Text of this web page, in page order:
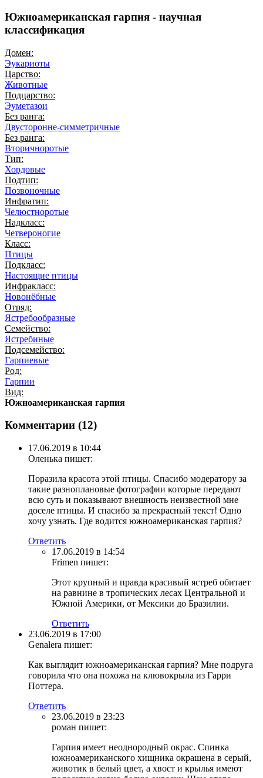
Южноамериканская гарпия - научная
классификация
Домен:
Эукариоты
Царство:
Животные
Подцарство:
Эуметазои
Без ранга:
Двусторонне-симметричные
Без ранга:
Вторичноротые
Тип:
Хордовые
Подтип:
Позвоночные
Инфратип:
Челюстноротые
Надкласс:
Четвероногие
Класс:
Птицы
Подкласс:
Настоящие птицы
Инфракласс:
Новонёбные
Отряд:
Ястребообразные
Семейство:
Ястребиные
Подсемейство:
Гарпиевые
Род:
Гарпии
Вид:
Южноамериканская гарпия
Комментарии (12)
17.06.2019 в 10:44
Оленька пишет:
Поразила красота этой птицы. Спасибо модератору за
такие разноплановые фотографии которые передают
всю суть и показывают внешность неизвестной мне
доселе птицы. И спасибо за прекрасный текст! Одно
хочу узнать. Где водится южноамериканская гарпия?
Ответить
17.06.2019 в 14:54
Frimen пишет:
Этот крупный и правда красивый ястреб обитает
на равнине в тропических лесах Центральной и
Южной Америки, от Мексики до Бразилии.
Ответить
23.06.2019 в 17:00
Genalera пишет:
Как выглядит южноамериканская гарпия? Мне подруга
говорила что она похожа на клювокрыла из Гарри
Поттера.
Ответить
23.06.2019 в 23:23
роман пишет:
Гарпия имеет неоднородный окрас. Спинка
южноамериканского хищника окрашена в серый,
животик в белый цвет, а хвост и крылья имеют